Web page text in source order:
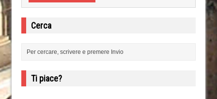
Cerca
Ti piace?